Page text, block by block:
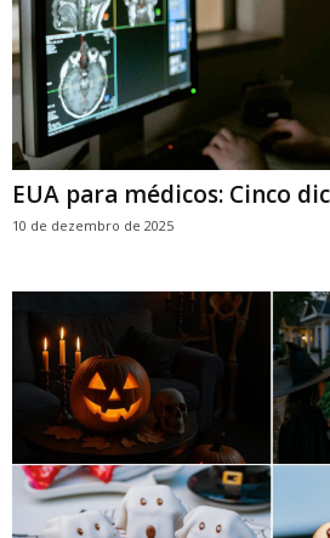
EUA para médicos: Cinco
10 de dezembro de 2025